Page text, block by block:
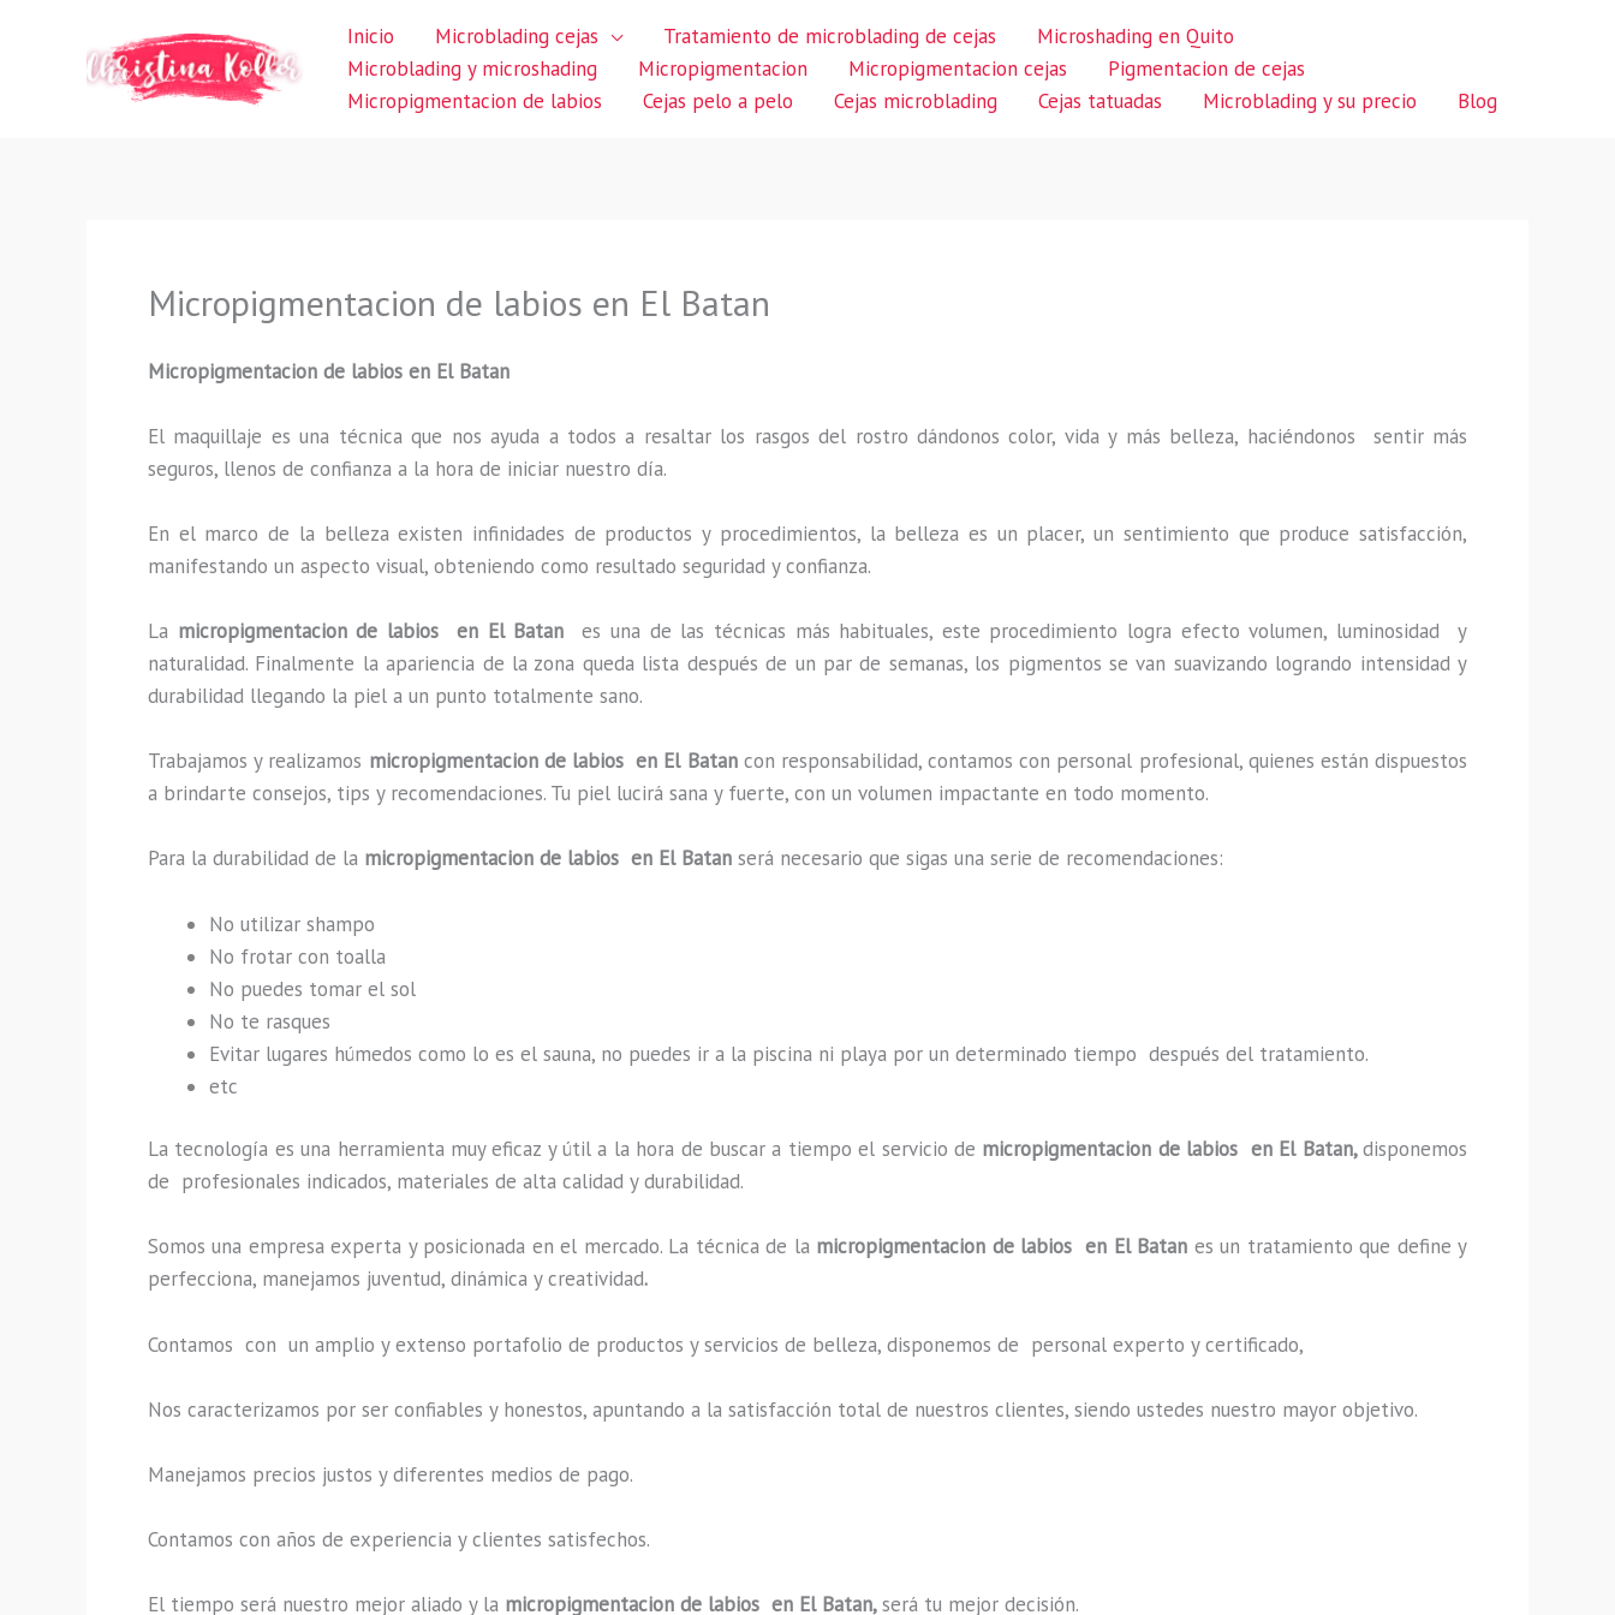
Inicio Microblading cejas Tratamiento de microblading de cejas
Microshading en Quito
Microblading y microshading
Micropigmentacion Micropigmentacion cejas
Pigmentacion de cejas
Micropigmentacion de labios
Cejas pelo a pelo Cejas microblading Cejas tatuadas Microblading y su precio Blog
Micropigmentacion de labios en El Batan
Micropigmentacion de labios en El Batan
El maquillaje es una técnica que nos ayuda a todos a resaltar los rasgos del rostro dándonos color, vida y más belleza, haciéndonos sentir más
seguros, llenos de confianza a la hora de iniciar nuestro día.
En el marco de la belleza existen infinidades de productos y procedimientos, la belleza es un placer, un sentimiento que produce satisfacción,
manifestando un aspecto visual, obteniendo como resultado seguridad y confianza.
La micropigmentacion de labios en El Batanes una de las técnicas más habituales, este procedimiento logra efecto volumen, luminosidad y
naturalidad. Finalmente la apariencia de la zona queda lista después de un par de semanas, los pigmentos se van suavizando logrando intensidad y
durabilidad llegando la piel a un punto totalmente sano.
Trabajamos y realizamos micropigmentacion de labios en El Batan con responsabilidad, contamos con personal profesional, quienes están dispuestos
a brindarte consejos, tips y recomendaciones. Tu piel lucirá sana y fuerte, con un volumen impactante en todo momento.
Para la durabilidad de la micropigmentacion de labios en El Batan será necesario que sigas una serie de recomendaciones:
No utilizar shampo
No frotar con toalla
No puedes tomar el sol
No te rasques
Evitar lugares húmedos como lo es el sauna, no puedes ir a la piscina ni playa por un determinado tiempo después del tratamiento.
etc
La tecnología es una herramienta muy eficaz y útil a la hora de buscar a tiempo el servicio de micropigmentacion de labios en El Batan,disponemos
de profesionales indicados, materiales de alta calidad y durabilidad.
Somos una empresa experta y posicionada en el mercado. La técnica de la micropigmentacion de labios en El Batan es un tratamiento que define y
perfecciona, manejamos juventud, dinámica y creatividad.
Contamos con un amplio y extenso portafolio de productos y servicios de belleza, disponemos de personal experto y certificado,
Nos caracterizamos por ser confiables y honestos, apuntando a la satisfacción total de nuestros clientes, siendo ustedes nuestro mayor objetivo.
Manejamos precios justos y diferentes medios de pago.
Contamos con años de experiencia y clientes satisfechos.
El tiempo será nuestro mejor aliado y la micropigmentacion de labios en El Batan,será tu mejor decisión.